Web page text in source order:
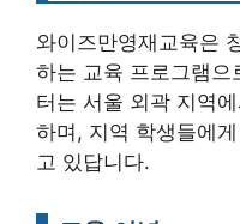
와이즈만영재교육은
하는 교육 프로그램으
터는 서울 외곽 지역
하며, 지역 학생들에
고 있답니다.